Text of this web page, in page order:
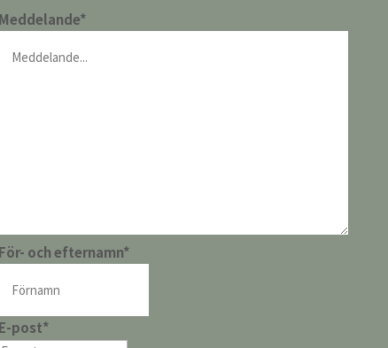
Meddelande*
För- och efternamn*
E-post*